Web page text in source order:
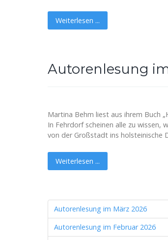
Weiterlesen ...
Autorenlesung
Martina Behm liest aus ihrem Buch
In Fehrdorf scheinen alle zu wissen,
von der Großstadt ins holsteinische
Weiterlesen ...
Autorenlesung im März 2026
Autorenlesung im Februar 2026